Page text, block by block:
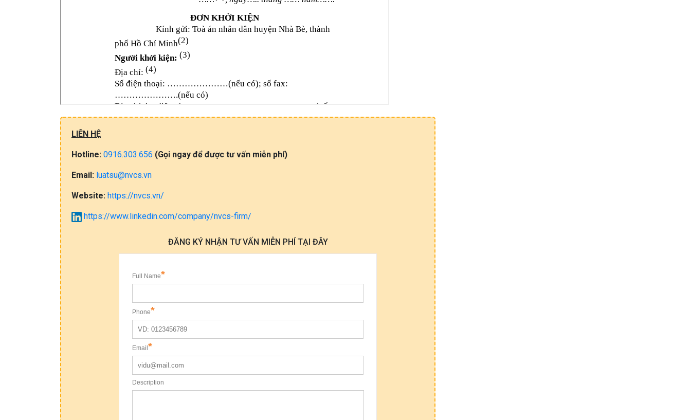
LIÊN HỆ
Hotline: 0916.303.656 (Gọi​ ngay đ​ể​ đ​ư​ợc​ tư​ vấ​n miễn​ phí)
Email: luatsu@nvcs.vn
Website: https://nvcs.vn/
https://www.linkedin.com/company/nvcs-firm/
ĐĂNG KÝ NHẬN TƯ VẤN MIỄN PHÍ TẠI ĐÂY